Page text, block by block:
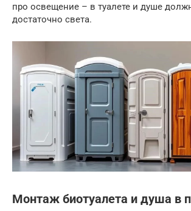
про освещение – в туалете и душе
достаточно света.
Монтаж биотуалета и душа в